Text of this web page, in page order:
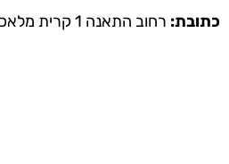
כתובת: רחוב התאנה 1 קרית מלאכי